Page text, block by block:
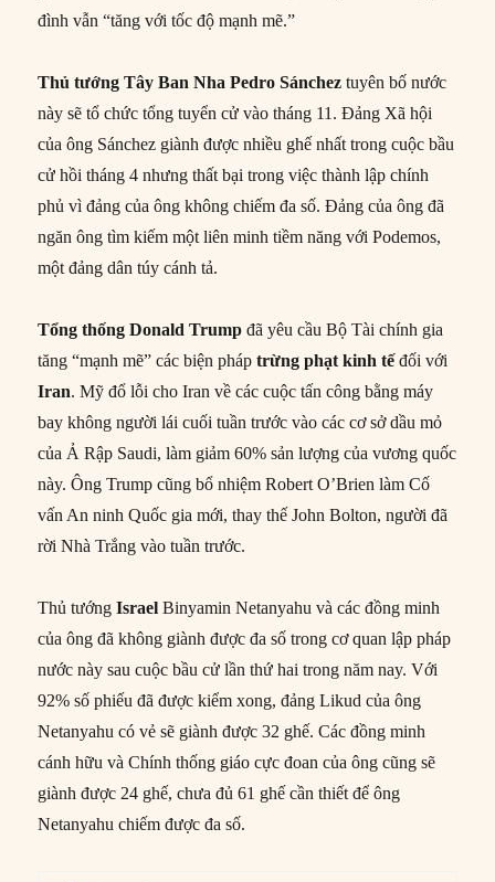
đình vẫn “tăng với tốc độ mạnh mẽ.”
Thủ tướng Tây Ban Nha Pedro Sánchez tuyên bố nước
này sẽ tổ chức tổng tuyển cử vào tháng 11. Đảng Xã hội
của ông Sánchez giành được nhiều ghế nhất trong cuộc bầu
cử hồi tháng 4 nhưng thất bại trong việc thành lập chính
phủ vì đảng của ông không chiếm đa số. Đảng của ông đã
ngăn ông tìm kiếm một liên minh tiềm năng với Podemos,
một đảng dân túy cánh tả.
Tổng thống Donald Trump đã yêu cầu Bộ Tài chính gia
tăng “mạnh mẽ” các biện pháptrừng phạt kinh tếđối với
Iran. Mỹ đổ lỗi cho Iran về các cuộc tấn công bằng máy
bay không người lái cuối tuần trước vào các cơ sở dầu mỏ
của Ả Rập Saudi, làm giảm 60% sản lượng của vương quốc
này. Ông Trump cũng bổ nhiệm Robert O’Brien làm Cố
vấn An ninh Quốc gia mới, thay thế John Bolton, người đã
rời Nhà Trắng vào tuần trước.
Thủ tướng IsraelBinyamin Netanyahu và các đồng minh
của ông đã không giành được đa số trong cơ quan lập pháp
nước này sau cuộc bầu cử lần thứ hai trong năm nay. Với
92% số phiếu đã được kiểm xong, đảng Likud của ông
Netanyahu có vẻ sẽ giành được 32 ghế. Các đồng minh
cánh hữu và Chính thống giáo cực đoan của ông cũng sẽ
giành được 24 ghế, chưa đủ 61 ghế cần thiết để ông
Netanyahu chiếm được đa số.